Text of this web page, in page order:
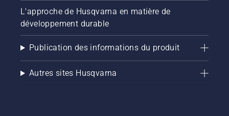
L'approche de Husqvarna en matière de
développement durable
Publication des informations du produit
Autres sites Husqvarna